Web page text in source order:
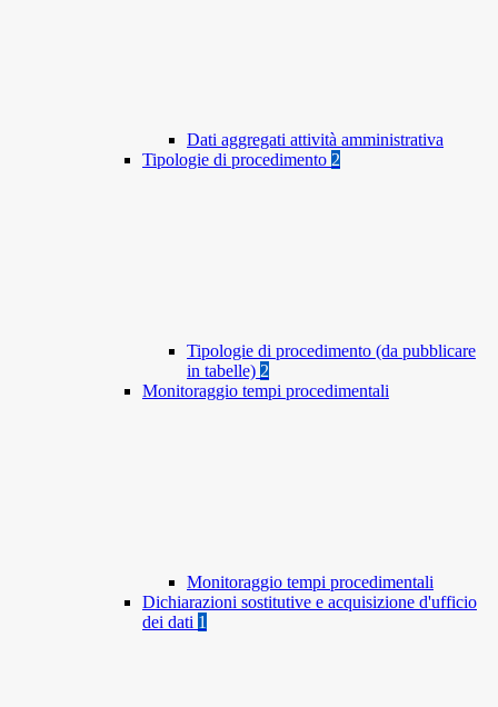
Dati aggregati attività amministrativa
Tipologie di procedimento 2
Tipologie di procedimento (da pubblicare
in tabelle) 2
Monitoraggio tempi procedimentali
Monitoraggio tempi procedimentali
Dichiarazioni sostitutive e acquisizione d'ufficio
dei dati 1